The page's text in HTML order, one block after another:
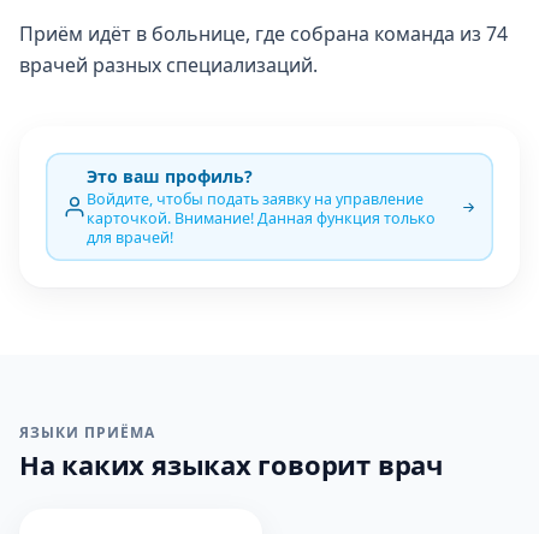
Приём идёт в больнице, где собрана команда из 74
врачей разных специализаций.
Это ваш профиль?
Войдите, чтобы подать заявку на управление
карточкой. Внимание! Данная функция только
для врачей!
ЯЗЫКИ ПРИЁМА
На каких языках говорит врач